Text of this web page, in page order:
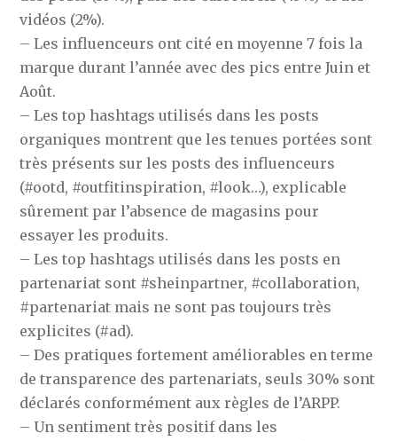
vidéos (2%).
– Les influenceurs ont cité en moyenne 7 fois la
marque durant l’année avec des pics entre Juin et
Août.
– Les top hashtags utilisés dans les posts
organiques montrent que les tenues portées sont
très présents sur les posts des influenceurs
(#ootd, #outfitinspiration, #look…), explicable
sûrement par l’absence de magasins pour
essayer les produits.
– Les top hashtags utilisés dans les posts en
partenariat sont #sheinpartner, #collaboration,
#partenariat mais ne sont pas toujours très
explicites (#ad).
– Des pratiques fortement améliorables en terme
de transparence des partenariats, seuls 30% sont
déclarés conformément aux règles de l’ARPP.
– Un sentiment très positif dans les